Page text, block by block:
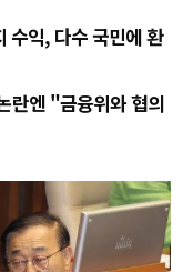
익, 다수 국민에 환
란엔 "금융위와 협의